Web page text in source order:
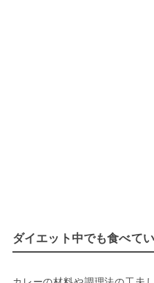
ダイエット中でも食べて